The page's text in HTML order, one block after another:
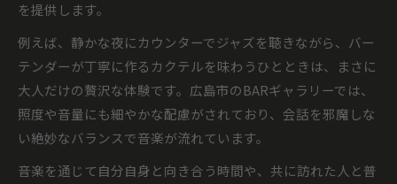
を提供します。
例えば、静かな夜にカウンターでジャズを聴きながら、バー
テンダーが丁寧に作るカクテルを味わうひとときは、まさに
大人だけの贅沢な体験です。広島市のBARギャラリーでは、
照度や音量にも細やかな配慮がされており、会話を邪魔しな
い絶妙なバランスで音楽が流れています。
音楽を通じて自分自身と向き合う時間や、共に訪れた人と普